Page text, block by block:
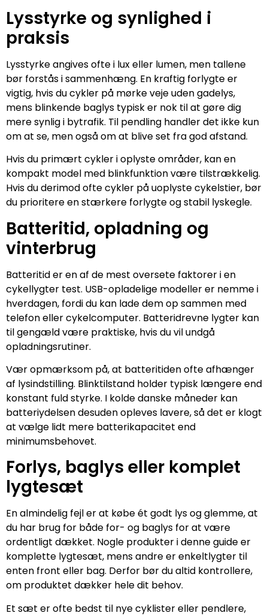
Lysstyrke og synlighed i
praksis
Lysstyrke angives ofte i lux eller lumen, men tallene
bør forstås i sammenhæng. En kraftig forlygte er
vigtig, hvis du cykler på mørke veje uden gadelys,
mens blinkende baglys typisk er nok til at gøre dig
mere synlig i bytrafik. Til pendling handler det ikke kun
om at se, men også om at blive set fra god afstand.
Hvis du primært cykler i oplyste områder, kan en
kompakt model med blinkfunktion være tilstrækkelig.
Hvis du derimod ofte cykler på uoplyste cykelstier, bør
du prioritere en stærkere forlygte og stabil lyskegle.
Batteritid, opladning og
vinterbrug
Batteritid er en af de mest oversete faktorer i en
cykellygter test. USB-opladelige modeller er nemme i
hverdagen, fordi du kan lade dem op sammen med
telefon eller cykelcomputer. Batteridrevne lygter kan
til gengæld være praktiske, hvis du vil undgå
opladningsrutiner.
Vær opmærksom på, at batteritiden ofte afhænger
af lysindstilling. Blinktilstand holder typisk længere end
konstant fuld styrke. I kolde danske måneder kan
batteriydelsen desuden opleves lavere, så det er klogt
at vælge lidt mere batterikapacitet end
minimumsbehovet.
Forlys, baglys eller komplet
lygtesæt
En almindelig fejl er at købe ét godt lys og glemme, at
du har brug for både for- og baglys for at være
ordentligt dækket. Nogle produkter i denne guide er
komplette lygtesæt, mens andre er enkeltlygter til
enten front eller bag. Derfor bør du altid kontrollere,
om produktet dækker hele dit behov.
Et sæt er ofte bedst til nye cyklister eller pendlere,